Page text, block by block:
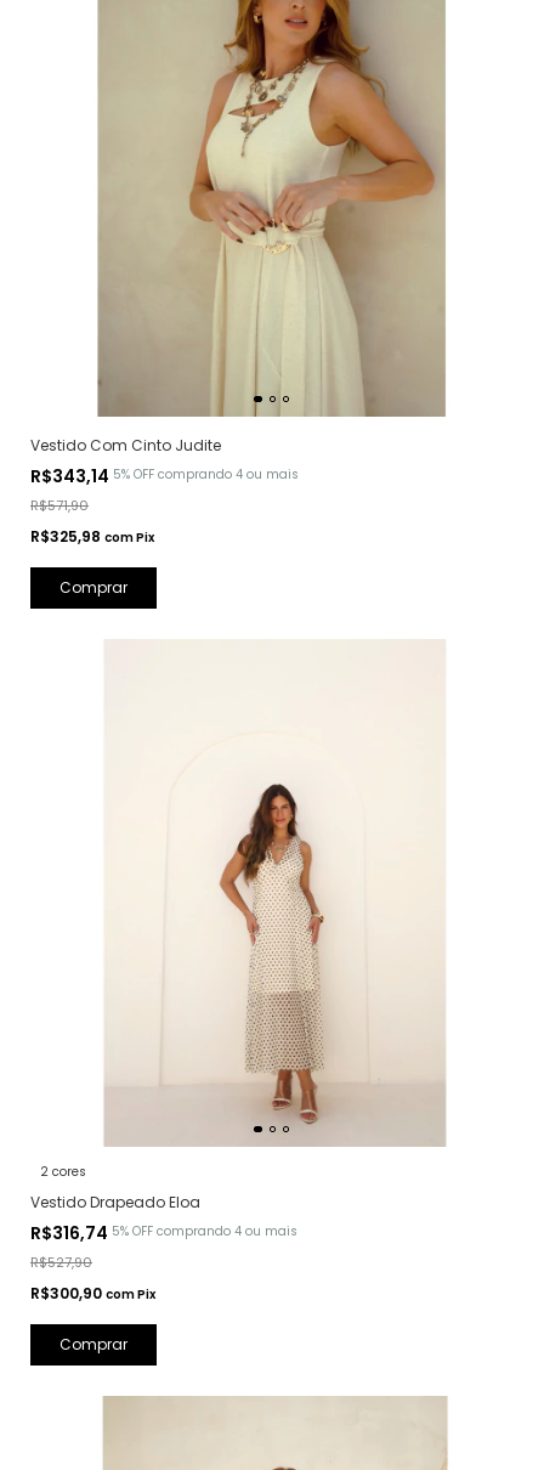
Vestido Com Cinto Judite
R$343,14 5% OFF comprando 4 ou mais
R$571,90
R$325,98 comPix
Comprar
2 cores
Vestido Drapeado Eloa
R$316,74 5% OFF comprando 4 ou mais
R$527,90
R$300,90 comPix
Comprar